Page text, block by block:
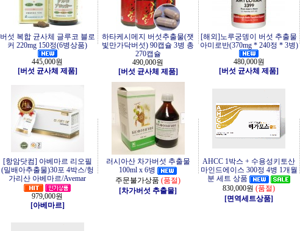
버섯 복합 균사체 글루코 블로
커 220mg 150정(6병상품)
445,000원
[버섯 균사체 제품]
하타케시메지 버섯추출물(잿
빛만가닥버섯) 90캡슐 3병 총
270캡슐
490,000원
[버섯 균사체 제품]
[해외]노루궁뎅이 버섯 추출물
아미로반(370mg * 240정 * 3병)
480,000원
[버섯 균사체 제품]
[항암닷컴] 아베마르 리오필
(밀배아추출물)30포 4박스/헝
가리산 아베마르/Avemar
979,000원
[아베마르]
러시아산 차가버섯 추출물
100ml x 6병
주문불가상품 (품절)
[차가버섯 추출물]
AHCC 1박스 + 수용성키토산
마인드에이스 300정 4병 1개월
분 세트 상품
830,000원 (품절)
[면역세트상품]